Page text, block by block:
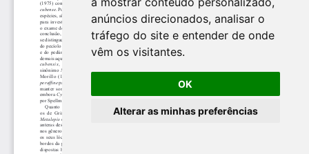
anúncios direcionados, analisar o
tráfego do site e entender de onde
vêm os visitantes.
OK
Alterar as minhas preferências